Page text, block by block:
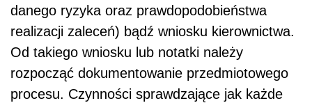
danego ryzyka oraz prawdopodobieństwa
realizacji zaleceń) bądź wniosku kierownictwa.
Od takiego wniosku lub notatki należy
rozpocząć dokumentowanie przedmiotowego
procesu. Czynności sprawdzające jak każde